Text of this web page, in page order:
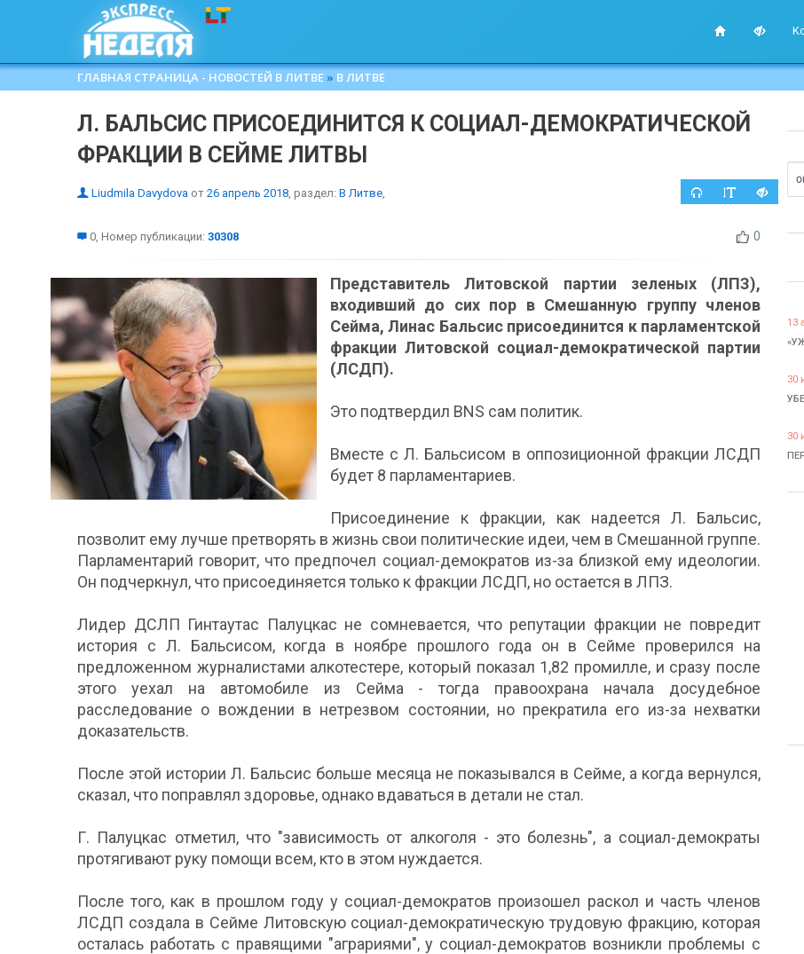
ГЛАВНАЯ СТРАНИЦА - НОВОСТЕЙ В ЛИТВЕ » В ЛИТВЕ
Л. БАЛЬСИС ПРИСОЕДИНИТСЯ К СОЦИАЛ-ДЕМОКРАТИЧЕСКОЙ
ФРАКЦИИ В СЕЙМЕ ЛИТВЫ
Liudmila Davydova от 26 апрель 2018, раздел: В Литве,
0, Номер публикации: 30308 0
Представитель Литовской партии зеленых (ЛПЗ),
входивший до сих пор в Смешанную группу членов
Сейма, Линас Бальсис присоединится к парламентской
фракции Литовской социал-демократической партии
(ЛСДП).
Это подтвердил BNS сам политик.
Вместе с Л. Бальсисом в оппозиционной фракции ЛСДП
будет 8 парламентариев.
Присоединение к фракции, как надеется Л. Бальсис,
позволит ему лучше претворять в жизнь свои политические идеи, чем в Смешанной группе.
Парламентарий говорит, что предпочел социал-демократов из-за близкой ему идеологии.
Он подчеркнул, что присоединяется только к фракции ЛСДП, но остается в ЛПЗ.
Лидер ДСЛП Гинтаутас Палуцкас не сомневается, что репутации фракции не повредит
история с Л. Бальсисом, когда в ноябре прошлого года он в Сейме проверился на
предложенном журналистами алкотестере, который показал 1,82 промилле, и сразу после
этого уехал на автомобиле из Сейма - тогда правоохрана начала досудебное
расследование о вождении в нетрезвом состоянии, но прекратила его из-за нехватки
доказательств.
После этой истории Л. Бальсис больше месяца не показывался в Сейме, а когда вернулся,
сказал, что поправлял здоровье, однако вдаваться в детали не стал.
Г. Палуцкас отметил, что "зависимость от алкоголя - это болезнь", а социал-демократы
протягивают руку помощи всем, кто в этом нуждается.
После того, как в прошлом году у социал-демократов произошел раскол и часть членов
ЛСДП создала в Сейме Литовскую социал-демократическую трудовую фракцию, которая
осталась работать с правящими "аграриями", у социал-демократов возникли проблемы с
13
30
30